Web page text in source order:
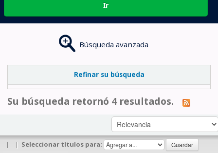
Ir
Búsqueda avanzada
Refinar su búsqueda
Su búsqueda retornó 4 resultados.
| | Seleccionar títulos para: